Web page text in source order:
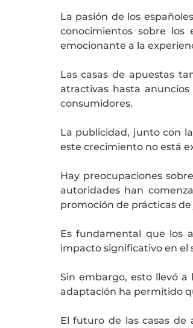
La pasión de los
conocimientos sobre
emocionante a la
Las casas de apuestas
atractivas hasta
consumidores.
La publicidad, junto con
este crecimiento no está
Hay preocupaciones
autoridades han
promoción de prácticas
Es fundamental que los
impacto significativo en el
Sin embargo, esto llevó a
adaptación ha permitido
El futuro de las casas de